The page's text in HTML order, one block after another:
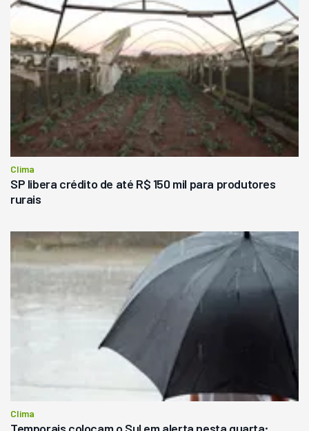
Clima
SP libera crédito de até R$ 150 mil para produtores
rurais
Clima